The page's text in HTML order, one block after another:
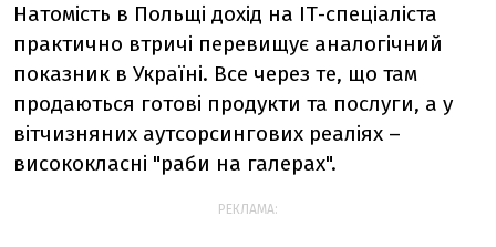
Натомість в Польщі дохід на ІТ-спеціаліста
практично втричі перевищує аналогічний
показник в Україні. Все через те, що там
продаються готові продукти та послуги, а у
вітчизняних аутсорсингових реаліях –
висококласні "раби на галерах".
РЕКЛАМА: